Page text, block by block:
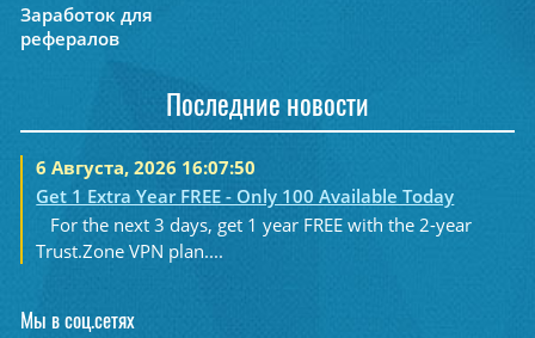
Заработок для
рефералов
Последние новости
6 Августа, 2026 16:07:50
Get 1 Extra Year FREE - Only 100 Available Today
For the next 3 days, get 1 year FREE with the 2-year
Trust.Zone VPN plan....
Мы в соц.сетях